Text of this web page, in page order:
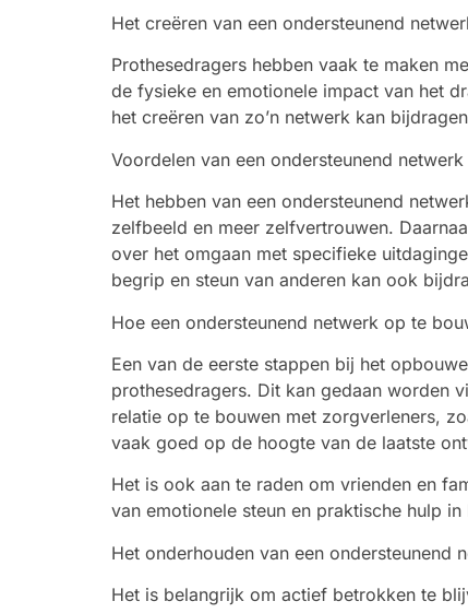
Het creëren van een ondersteunend
Prothesedragers hebben vaak te maken
de fysieke en emotionele impact van het
het creëren van zo’n netwerk kan
Voordelen van een ondersteunend netwerk
Het hebben van een ondersteunend
zelfbeeld en meer zelfvertrouwen.
over het omgaan met specifieke
begrip en steun van anderen kan ook
Hoe een ondersteunend netwerk op te
Een van de eerste stappen bij het
prothesedragers. Dit kan gedaan worden
relatie op te bouwen met zorgverleners,
vaak goed op de hoogte van de laatste
Het is ook aan te raden om vrienden en
van emotionele steun en praktische hulp
Het onderhouden van een ondersteunend
Het is belangrijk om actief betrokken te